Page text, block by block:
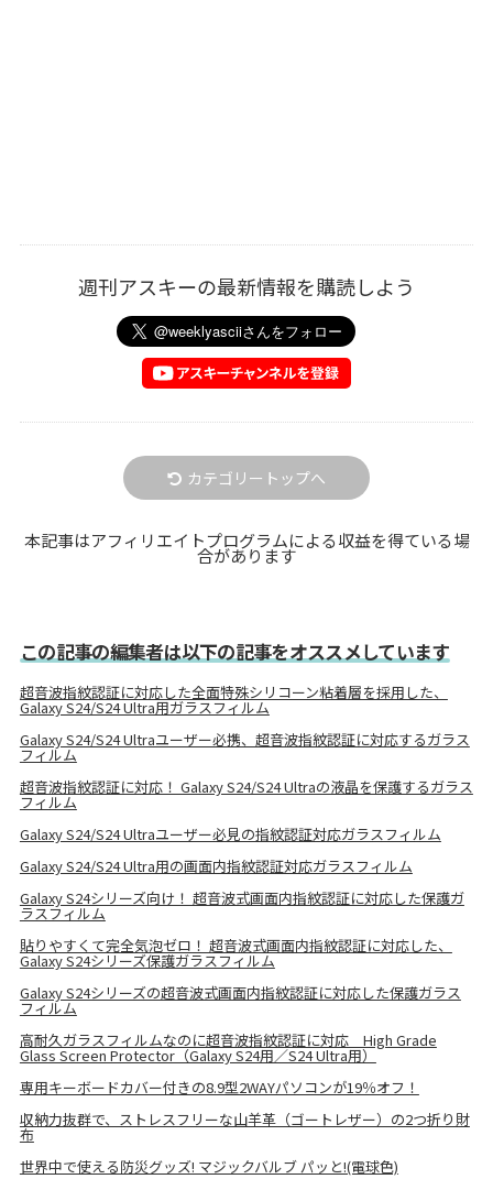
週刊アスキーの最新情報を購読しよう
カテゴリートップへ
本記事はアフィリエイトプログラムによる収益を得ている場
合があります
この記事の編集者は以下の記事をオススメしています
超音波指紋認証に対応した全面特殊シリコーン粘着層を採用した、
Galaxy S24/S24 Ultra用ガラスフィルム
Galaxy S24/S24 Ultraユーザー必携、超音波指紋認証に対応するガラス
フィルム
超音波指紋認証に対応！ Galaxy S24/S24 Ultraの液晶を保護するガラス
フィルム
Galaxy S24/S24 Ultraユーザー必見の指紋認証対応ガラスフィルム
Galaxy S24/S24 Ultra用の画面内指紋認証対応ガラスフィルム
Galaxy S24シリーズ向け！ 超音波式画面内指紋認証に対応した保護ガ
ラスフィルム
貼りやすくて完全気泡ゼロ！ 超音波式画面内指紋認証に対応した、
Galaxy S24シリーズ保護ガラスフィルム
Galaxy S24シリーズの超音波式画面内指紋認証に対応した保護ガラス
フィルム
高耐久ガラスフィルムなのに超音波指紋認証に対応 High Grade
Glass Screen Protector（Galaxy S24用／S24 Ultra用）
専用キーボードカバー付きの8.9型2WAYパソコンが19％オフ！
収納力抜群で、ストレスフリーな山羊革（ゴートレザー）の2つ折り財
布
世界中で使える防災グッズ! マジックバルブ パッと!(電球色)